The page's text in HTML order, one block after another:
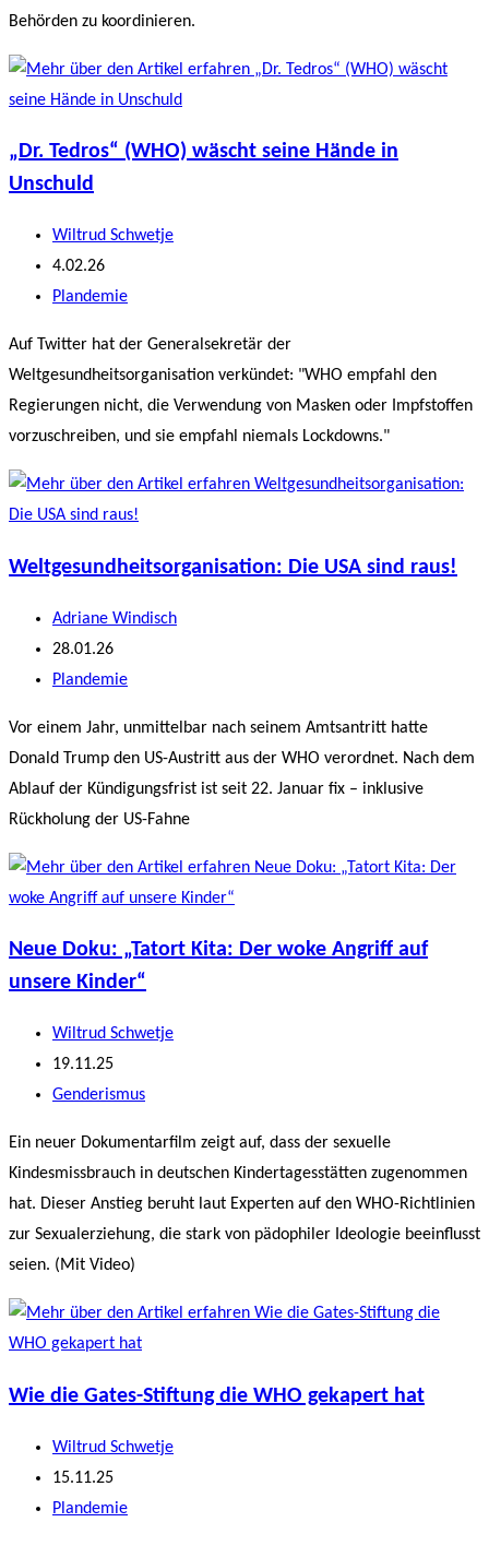
Behörden zu koordinieren.
„Dr. Tedros“ (WHO) wäscht seine Hände in
Unschuld
Beitrags-
Autor:
Wiltrud Schwetje
Beitrag
veröffentlicht:
4.02.26
Beitrags-
Plandemie
Auf Twitter hat der Generalsekretär der
Weltgesundheitsorganisation verkündet: "WHO empfahl den
Regierungen nicht, die Verwendung von Masken oder Impfstoffen
vorzuschreiben, und sie empfahl niemals Lockdowns."
Weltgesundheitsorganisation: Die USA sind raus!
Beitrags-
Autor:
Adriane Windisch
Beitrag
veröffentlicht:
28.01.26
Beitrags-
Plandemie
Vor einem Jahr, unmittelbar nach seinem Amtsantritt hatte
Donald Trump den US-Austritt aus der WHO verordnet. Nach dem
Ablauf der Kündigungsfrist ist seit 22. Januar fix – inklusive
Rückholung der US-Fahne
Neue Doku: „Tatort Kita: Der woke Angriff auf
unsere Kinder“
Beitrags-
Autor:
Wiltrud Schwetje
Beitrag
veröffentlicht:
19.11.25
Beitrags-
Genderismus
Ein neuer Dokumentarfilm zeigt auf, dass der sexuelle
Kindesmissbrauch in deutschen Kindertagesstätten zugenommen
hat. Dieser Anstieg beruht laut Experten auf den WHO-Richtlinien
zur Sexualerziehung, die stark von pädophiler Ideologie beeinflusst
seien. (Mit Video)
Wie die Gates-Stiftung die WHO gekapert hat
Beitrags-
Autor:
Wiltrud Schwetje
Beitrag
veröffentlicht:
15.11.25
Beitrags-
Plandemie